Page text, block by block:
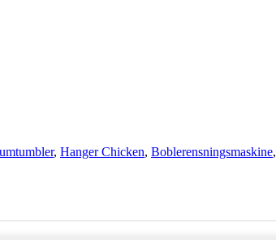
, Hanger Chicken, Boblerensningsmaskine,